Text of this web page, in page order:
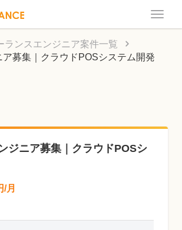
Toggle
ランスエンジニア案件一覧
募集｜クラウドPOSシステム開発
ジニア募集｜クラウドPOSシ
/月